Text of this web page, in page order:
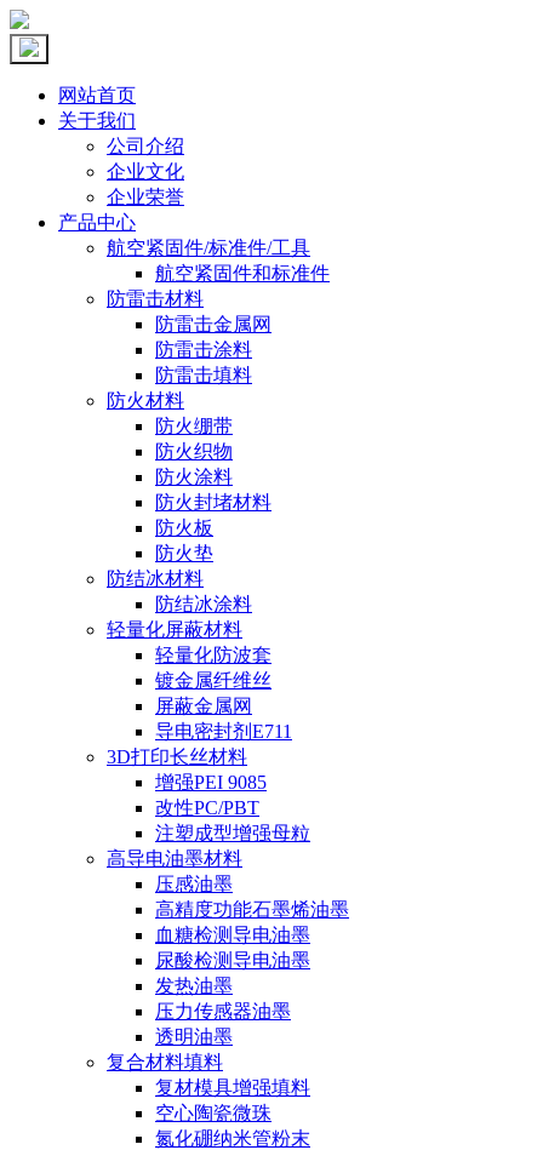
网站首页
关于我们
公司介绍
企业文化
企业荣誉
产品中心
航空紧固件/标准件/工具
航空紧固件和标准件
防雷击材料
防雷击金属网
防雷击涂料
防雷击填料
防火材料
防火绷带
防火织物
防火涂料
防火封堵材料
防火板
防火垫
防结冰材料
防结冰涂料
轻量化屏蔽材料
轻量化防波套
镀金属纤维丝
屏蔽金属网
导电密封剂E711
3D打印长丝材料
增强PEI 9085
改性PC/PBT
注塑成型增强母粒
高导电油墨材料
压感油墨
高精度功能石墨烯油墨
血糖检测导电油墨
尿酸检测导电油墨
发热油墨
压力传感器油墨
透明油墨
复合材料填料
复材模具增强填料
空心陶瓷微珠
氮化硼纳米管粉末